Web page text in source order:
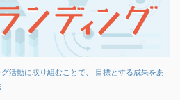
活動に取り組むことで、 目標とする成果をあ